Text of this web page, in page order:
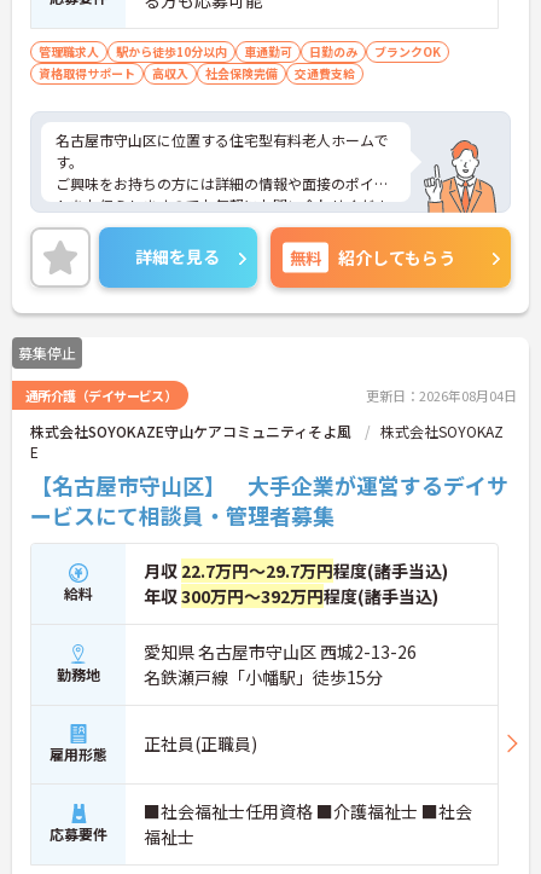
管理職求人 駅から徒歩10分以内 車通勤可 日勤のみ
ブランクOK
資格取得サポート
高収入 社会保険完備 交通費支給
名古屋市守山区に位置する住宅型有料老人ホームで
す。
ご興味をお持ちの方には詳細の情報や面接のポイン
トをお伝えしますのでお気軽にお問い合わせくださ
いませ。
詳細を見る 無料 紹介してもらう
募集停止
通所介護（デイサービス） 更新日：2026年08月04日
株式会社SOYOKAZE守山ケアコミュニティそよ風
株式会社SOYOKAZ
E
【名古屋市守山区】 大手企業が運営するデイサ
ービスにて相談員・管理者募集
給料
月収 22.7万円～29.7万円程度(諸手当込)
年収300万円～392万円程度(諸手当込)
勤務地
愛知県 名古屋市守山区 西城2-13-26
名鉄瀬戸線「小幡駅」徒歩15分
雇用形態 正社員(正職員)
応募要件
■社会福祉士任用資格 ■介護福祉士 ■社会
福祉士